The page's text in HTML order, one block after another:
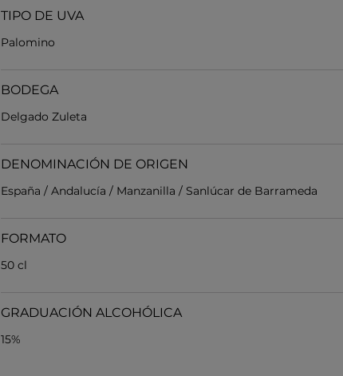
TIPO DE UVA
Palomino
BODEGA
Delgado Zuleta
DENOMINACIÓN DE ORIGEN
España / Andalucía / Manzanilla / Sanlúcar de Barrameda
FORMATO
50 cl
GRADUACIÓN ALCOHÓLICA
15%